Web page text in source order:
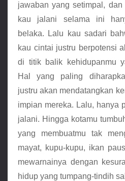
jawaban yang setimpal,
kau jalani selama ini
belaka. Lalu kau sadari
kau cintai justru berpotensi
di titik balik kehidupanmu
Hal yang paling
justru akan mendatangkan
impian mereka. Lalu, hanya
jalani. Hingga kotamu
yang membuatmu tak
mayat, kupu-kupu, ikan
mewarnainya dengan
hidup yang tumpang-tindih